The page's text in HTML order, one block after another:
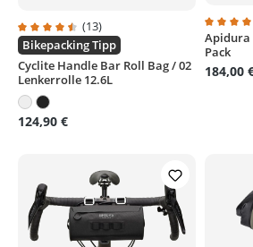
Durchschnittliche Bewertung von 4.6
(13)
Bikepacking Tipp
Cyclite Handle Bar Roll Bag / 02
Lenkerrolle 12.6L
124,90 €
Apidura
Pack
184,00